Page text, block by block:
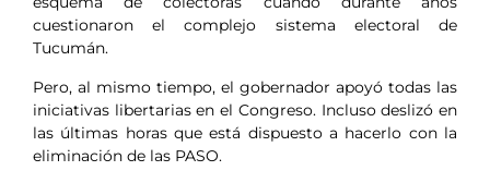
cuestionaron el complejo sistema electoral de
Tucumán.
Pero, al mismo tiempo, el gobernador apoyó todas las
iniciativas libertarias en el Congreso. Incluso deslizó en
las últimas horas que está dispuesto a hacerlo con la
eliminación de las PASO.